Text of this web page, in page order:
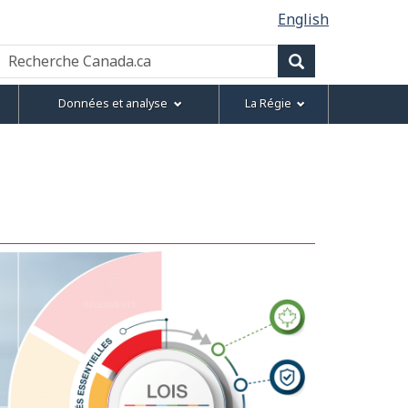
English
Recherche
Recherche
Données et analyse La Régie